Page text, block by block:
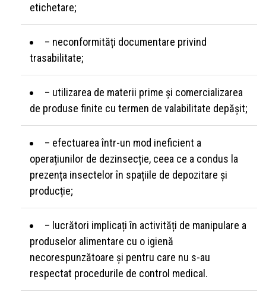
etichetare;
– neconformități documentare privind
trasabilitate;
– utilizarea de materii prime și comercializarea
de produse finite cu termen de valabilitate depășit;
– efectuarea într-un mod ineficient a
operațiunilor de dezinsecție, ceea ce a condus la
prezența insectelor în spațiile de depozitare și
producție;
– lucrători implicați în activități de manipulare a
produselor alimentare cu o igienă
necorespunzătoare și pentru care nu s-au
respectat procedurile de control medical.